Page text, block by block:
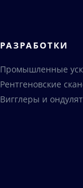
РАЗРАБОТКИ
Промышленные
Рентгеновские
Вигглеры и